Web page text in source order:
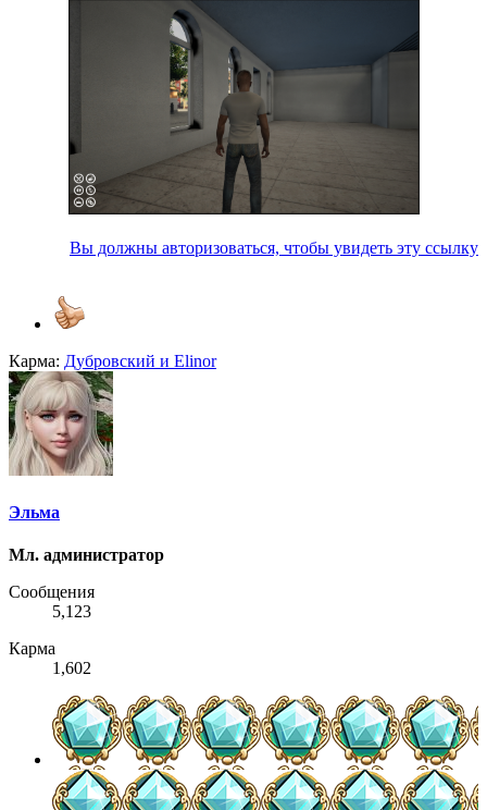
Вы должны авторизоваться, чтобы увидеть эту ссылку
Карма: Дубровский и Elinor
Эльма
Мл. администратор
Сообщения
5,123
Карма
1,602